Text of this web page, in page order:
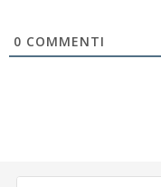
0 COMMENTI